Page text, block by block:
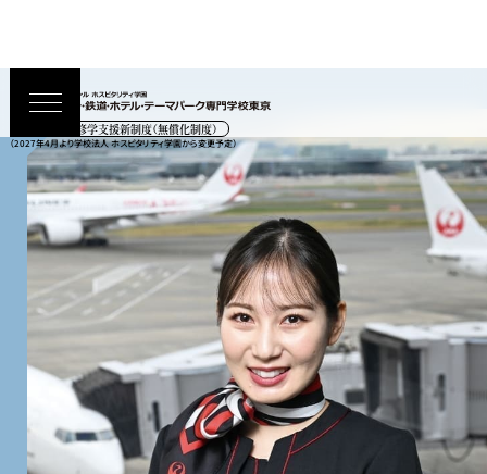
高等教育の修学支援新制度（無償化制度）
（2027年4月より学校法人 ホスピタリティ学園から変更予定）